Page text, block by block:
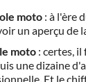
moto : à l'ère
un aperçu
moto : certes,
une dizaine
Et le